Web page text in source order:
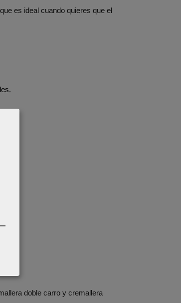
es ideal cuando quieres que el
doble carro y cremallera